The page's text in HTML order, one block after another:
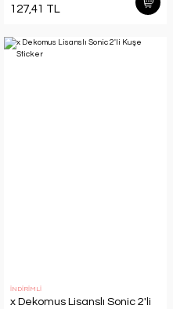
127,41 TL
İNDİRİMLİ
x Dekomus Lisanslı Sonic 2'li